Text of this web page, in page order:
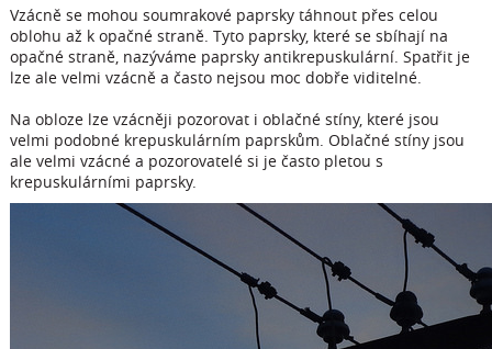
Vzácně se mohou soumrakové paprsky táhnout přes celou
oblohu až k opačné straně. Tyto paprsky, které se sbíhají na
opačné straně, nazýváme paprsky antikrepuskulární. Spatřit je
lze ale velmi vzácně a často nejsou moc dobře viditelné.
Na obloze lze vzácněji pozorovat i oblačné stíny, které jsou
velmi podobné krepuskulárním paprskům. Oblačné stíny jsou
ale velmi vzácné a pozorovatelé si je často pletou s
krepuskulárními paprsky.